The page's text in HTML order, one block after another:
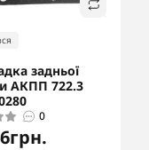
задньої
АКПП 722.3
0